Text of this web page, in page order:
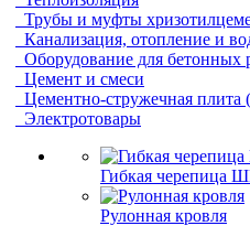
Трубы и муфты
Канализация, отопление и
Оборудование для бетонных
Цемент и смеси
Цементно-стружечная
Электротовары
Гибкая черепица
Рулонная кровля